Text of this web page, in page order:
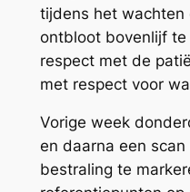
tijdens het wachten
ontbloot bovenlijf
respect met de
met respect voor
Vorige week
en daarna een
bestraling te